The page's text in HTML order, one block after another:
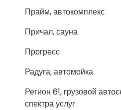
Прайм, автокомплекс
Причал, сауна
Прогресс
Радуга, автомойка
Регион 61, грузовой
спектра услуг